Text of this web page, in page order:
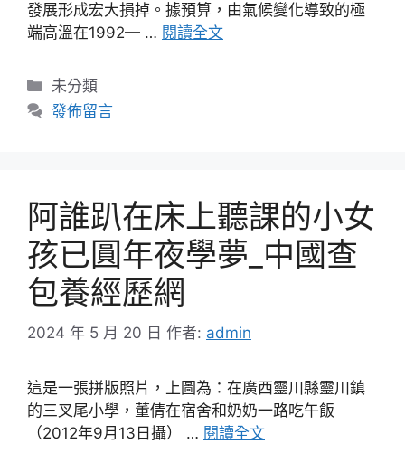
發展形成宏大損掉。據預算，由氣候變化導致的極
端高溫在1992— … 閱讀全文
分
類
未分類
發佈留言
阿誰趴在床上聽課的小女
孩已圓年夜學夢_中國查
包養經歷網
2024 年 5 月 20 日 作者: admin
這是一張拼版照片，上圖為：在廣西靈川縣靈川鎮
的三叉尾小學，董倩在宿舍和奶奶一路吃午飯
（2012年9月13日攝） … 閱讀全文